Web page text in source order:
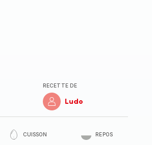
RECETTE DE
Ludo
CUISSON REPOS